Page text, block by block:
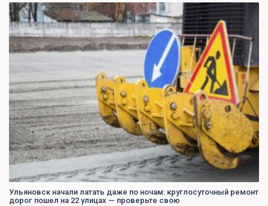
0
Ульяновск начали латать даже по ночам: круглосуточный ремонт
дорог пошел на 22 улицах — проверьте свою